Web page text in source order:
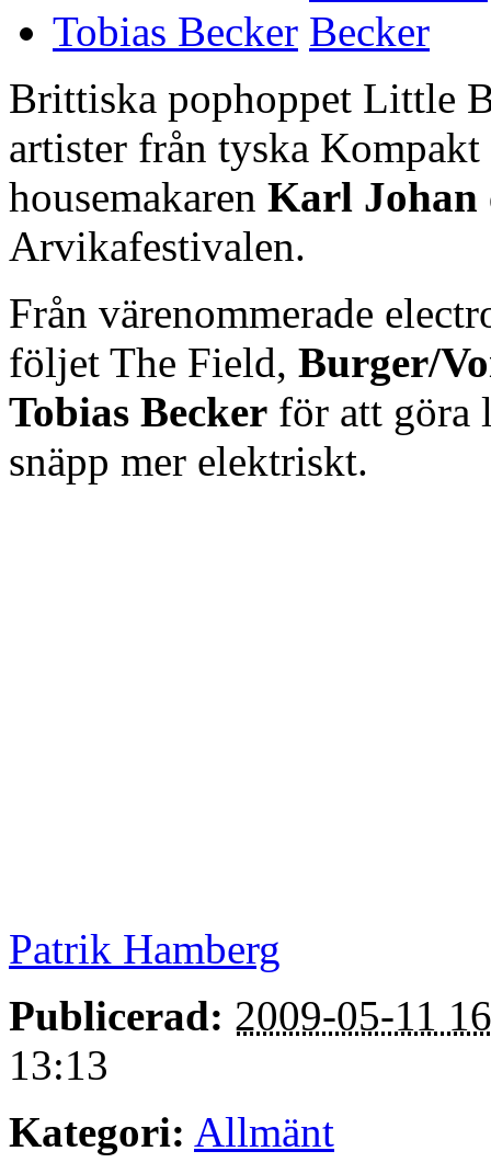
Tobias Becker
Brittiska pophoppet Little
artister från tyska
housemakaren Karl Johan
Arvikafestivalen.
Från värenommerade
följet The Field, Burger/
Tobias Becker för att göra
snäpp mer elektriskt.
Patrik Hamberg
Publicerad: 2009-05-11
13:13
Kategori: Allmänt